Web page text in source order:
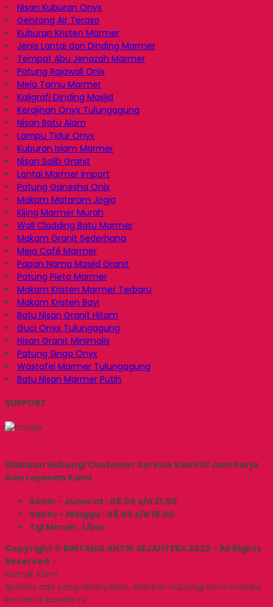
Nisan Kuburan Onyx
Gentong Air Teraso
Kuburan Kristen Marmer
Jenis Lantai dan Dinding Marmer
Tempat Abu Jenazah Marmer
Patung Rajawali Onix
Meja Tamu Marmer
Kaligrafi Dinding Masjid
Kerajinan Onyx Tulungagung
Nisan Batu Alam
Lampu Tidur Onyx
Kuburan Islam Marmer
Nisan Salib Granit
Lantai Marmer Import
Patung Ganesha Onix
Makam Mataram Jogja
Kijing Marmer Murah
Wall Cladding Batu Marmer
Makam Granit Sederhana
Meja Café Marmer
Papan Nama Masjid Granit
Patung Pieta Marmer
Makam Kristen Marmer Terbaru
Makam Kristen Bayi
Batu Nisan Granit Hitam
Guci Onyx Tulungagung
Nisan Granit Minimalis
Patung Singa Onyx
Wastafel Marmer Tulungagung
Batu Nisan Marmer Putih
SUPPORT
Silahkan Hubungi Customer Service Kami Di Jam Kerja
Dan Layanan Kami
Senin - Juma'at : 08.00 s/d 21.00
Sabtu - Minggu : 08.00 s/d 16.00
Tgl Merah : Libur
Copyright © BINTANG ANTIK SEJAHTERA 2022 - All Rights
Reserved -
Kontak Kami
Apabila ada yang ditanyakan, silahkan hubungi kami melalui
kontak di bawah ini.